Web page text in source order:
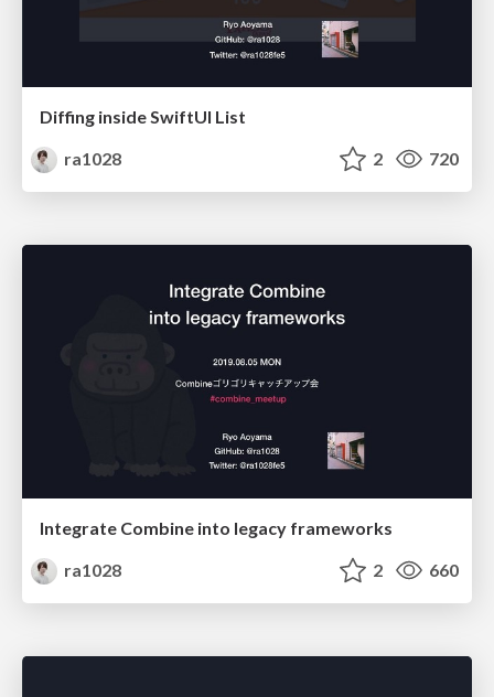
Diffing inside SwiftUI List
ra1028
2 720
Integrate Combine into legacy frameworks
ra1028
2 660